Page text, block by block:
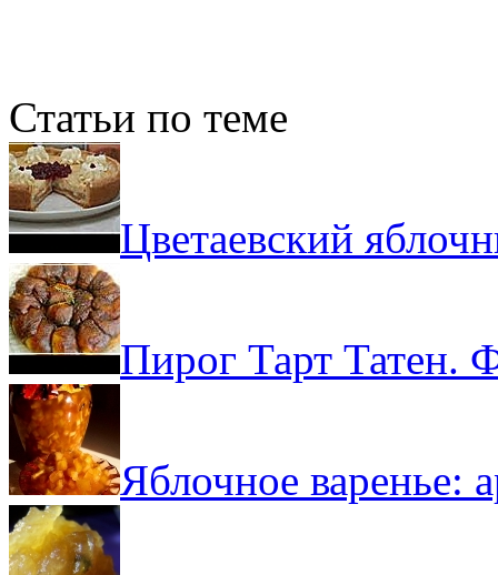
Статьи по теме
Цветаевский
Пирог Тарт Татен.
Яблочное варенье: